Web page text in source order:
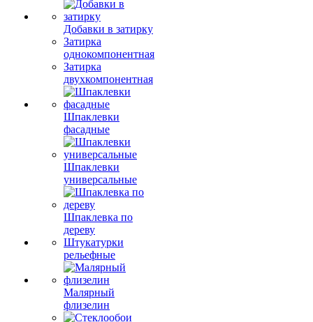
Добавки в затирку
Затирка
однокомпонентная
Затирка
двухкомпонентная
Шпаклевки
фасадные
Шпаклевки
универсальные
Шпаклевка по
дереву
Штукатурки
рельефные
Малярный
флизелин